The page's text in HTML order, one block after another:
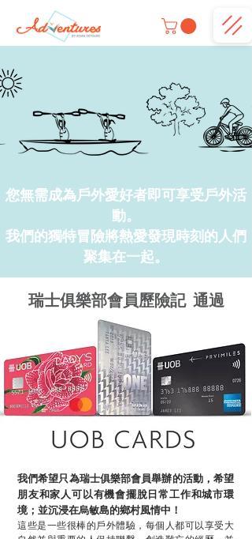
您無需成為戶外愛好者即可享受戶外活
動。
我們的獨特冒險將熱愛發現時刻的人們
聚集在一起。
瑞士俱樂部會員歷險記 通過
我們希望只為瑞士俱樂部會員舉辦的活動，希望
朋友和家人可以有機會擺脫日常工作和城市環
境；並沉浸在烏敏島的鄉村風情中！
這些是一些很棒的戶外體驗，每個人都可以享受大